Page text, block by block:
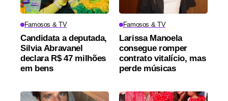
Famosos & TV
Candidata a deputada,
Silvia Abravanel
declara R$ 47 milhões
em bens
Famosos & TV
Larissa Manoela
consegue romper
contrato vitalício, mas
perde músicas